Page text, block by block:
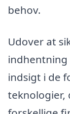
behov.
Udover at
indhentning
indsigt i de
teknologier,